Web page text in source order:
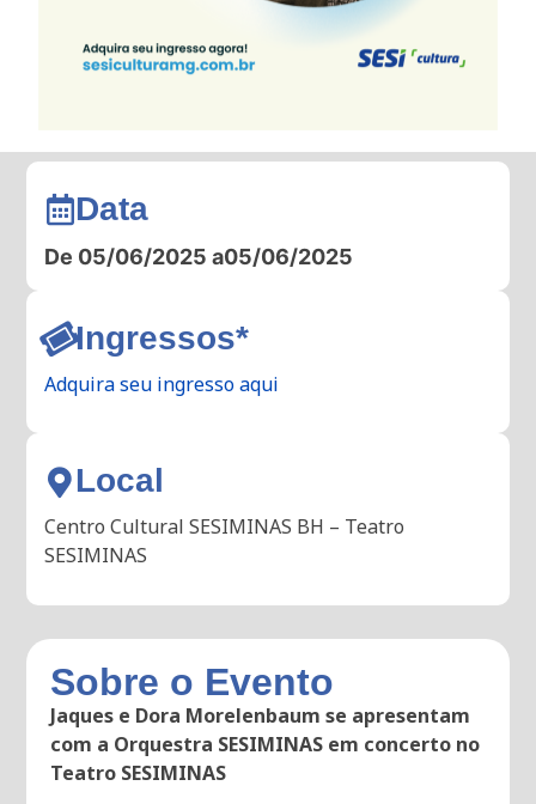
Data
De 05/06/2025 a05/06/2025
Ingressos*
Adquira seu ingresso aqui
Local
Centro Cultural SESIMINAS BH – Teatro
SESIMINAS
Sobre o Evento
Jaques e Dora Morelenbaum se apresentam
com a Orquestra SESIMINAS em concerto no
Teatro SESIMINAS